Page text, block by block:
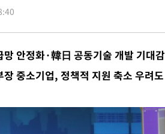
폴리실리콘 수입 규제…파생제품 15% 관세,
프, 美 원정출산 금지 행정명령 서명
증시, 일제 하락 마감…나스닥 0.06%↓
월 중국 수출 23.9%↑ 수입 27.5%↑…무역총액
상병 순직 책임' 임성근, 항소심도 징역 3년
에볼라환자 4천명 돌파, 4053명 발생 1850
억원대 사기 혐의' 차가원 대표 구속 송치
망 안정화·韓日 공동기술 개발 기대감
장 중소기업, 정책적 지원 축소 우려도